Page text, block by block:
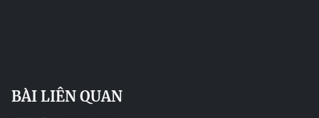
BÀI LIÊN QUAN